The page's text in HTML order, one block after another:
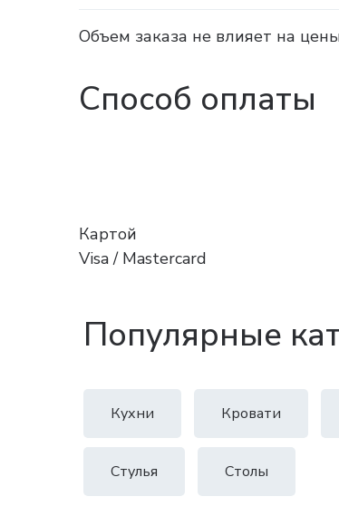
Объем заказа не влияет на
Способ оплаты
Картой
Visa / Mastercard
Популярные
Кухни Кровати
Стулья Столы